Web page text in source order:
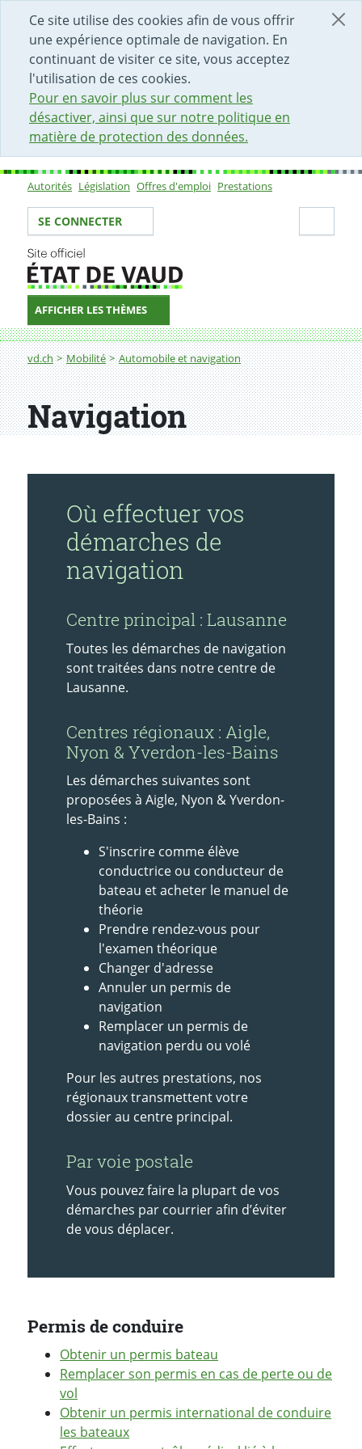
Ce site utilise des cookies afin de vous offrir
une expérience optimale de navigation. En
continuant de visiter ce site, vous acceptez
l'utilisation de ces cookies.
Pour en savoir plus sur comment les
désactiver, ainsi que sur notre politique en
matière de protection des données.
DÉBUT DU CONTENU DE LA PAGE
ACCÈS AU CHAMP DE RECHERCHE
PAGE D'ACCUEIL
FORMULAIRE DE CONTACT
Sous-navigation
Autorités Législation Offres d'emploi Prestations
Votre identité
SE CONNECTER
AFFICHER LES THÈMES
Fil d'Ariane
vd.ch Mobilité Automobile et navigation
Navigation
Où effectuer vos
démarches de
navigation
Centre principal : Lausanne
Toutes les démarches de navigation
sont traitées dans notre centre de
Lausanne.
Centres régionaux : Aigle,
Nyon & Yverdon-les-Bains
Les démarches suivantes sont
proposées à Aigle, Nyon & Yverdon-
les-Bains :
S'inscrire comme élève
conductrice ou conducteur de
bateau et acheter le manuel de
théorie
Prendre rendez-vous pour
l'examen théorique
Changer d'adresse
Annuler un permis de
navigation
Remplacer un permis de
navigation perdu ou volé
Pour les autres prestations, nos
régionaux transmettent votre
dossier au centre principal.
Par voie postale
Vous pouvez faire la plupart de vos
démarches par courrier afin d’éviter
de vous déplacer.
Permis de conduire
Obtenir un permis bateau
Remplacer son permis en cas de perte ou de
vol
Obtenir un permis international de conduire
les bateaux